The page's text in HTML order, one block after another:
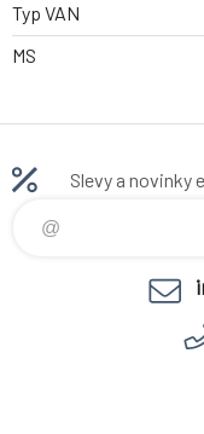
Typ VAN
MS
Slevy a novinky